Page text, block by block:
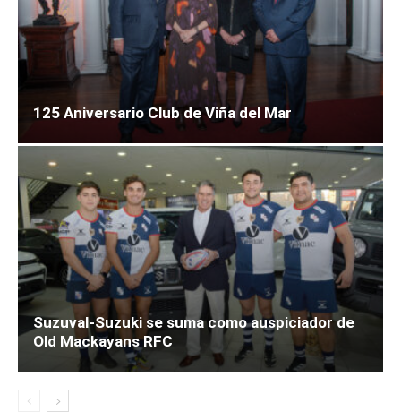
125 Aniversario Club de Viña del Mar
Suzuval-Suzuki se suma como auspiciador de
Old Mackayans RFC